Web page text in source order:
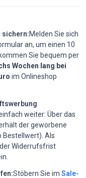
sichern:Melden Sie sich
an, um einen 10
Sie bequem per
Wochen lang bei
im Onlineshop
weiter: Über das
der geworbene
Bestellwert). Als
Widerrufsfrist
Stöbern Sie im Sale-